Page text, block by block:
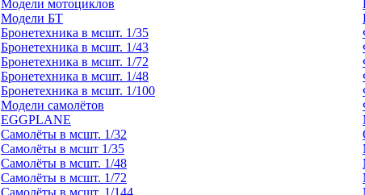
Модели мотоциклов
Модели БТ
Бронетехника в мсшт. 1/35
Бронетехника в мсшт. 1/43
Бронетехника в мсшт. 1/72
Бронетехника в мсшт. 1/48
Бронетехника в мсшт. 1/100
Модели самолётов
EGGPLANE
Самолёты в мсшт. 1/32
Самолёты в мсшт 1/35
Самолёты в мсшт. 1/48
Самолёты в мсшт. 1/72
Самолёты в мсшт. 1/144